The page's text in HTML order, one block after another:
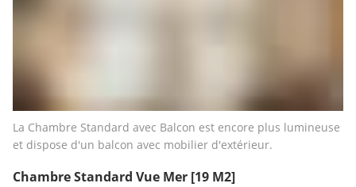
La Chambre Standard avec Balcon est encore plus lumineuse
et dispose d'un balcon avec mobilier d'extérieur.
Chambre Standard Vue Mer [19 M2]